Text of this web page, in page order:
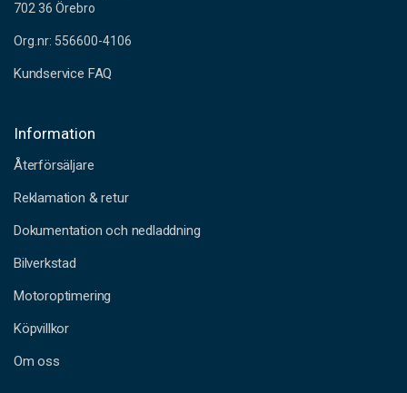
702 36 Örebro
Org.nr: 556600-4106
Kundservice FAQ
Information
Återförsäljare
Reklamation & retur
Dokumentation och nedladdning
Bilverkstad
Motoroptimering
Köpvillkor
Om oss